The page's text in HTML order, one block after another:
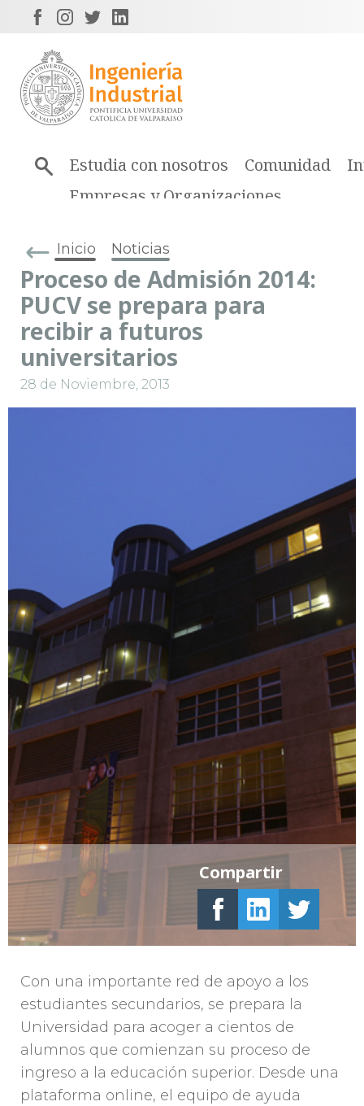
Estudia con nosotros Comunidad
Empresas y Organizaciones
Inicio Noticias
Proceso de Admisión 2014:
PUCV se prepara para
recibir a futuros
universitarios
28 de Noviembre, 2013
Con una importante red de apoyo a los
estudiantes secundarios, se prepara la
Universidad para acoger a cientos de
alumnos que comienzan su proceso de
ingreso a la educación superior. Desde una
plataforma online, el equipo de ayuda
Compartir